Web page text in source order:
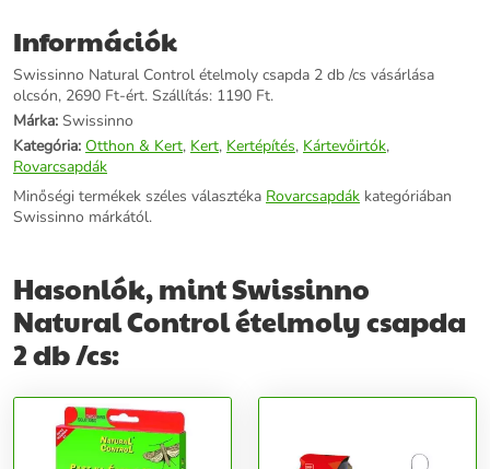
Információk
Swissinno Natural Control ételmoly csapda 2 db /cs vásárlása
olcsón, 2690 Ft-ért. Szállítás: 1190 Ft.
Márka: Swissinno
Kategória: Otthon & Kert, Kert, Kertépítés, Kártevőirtók,
Rovarcsapdák
Minőségi termékek széles választéka Rovarcsapdák kategóriában
Swissinno márkától.
Hasonlók, mint Swissinno
Natural Control ételmoly csapda
2 db /cs: